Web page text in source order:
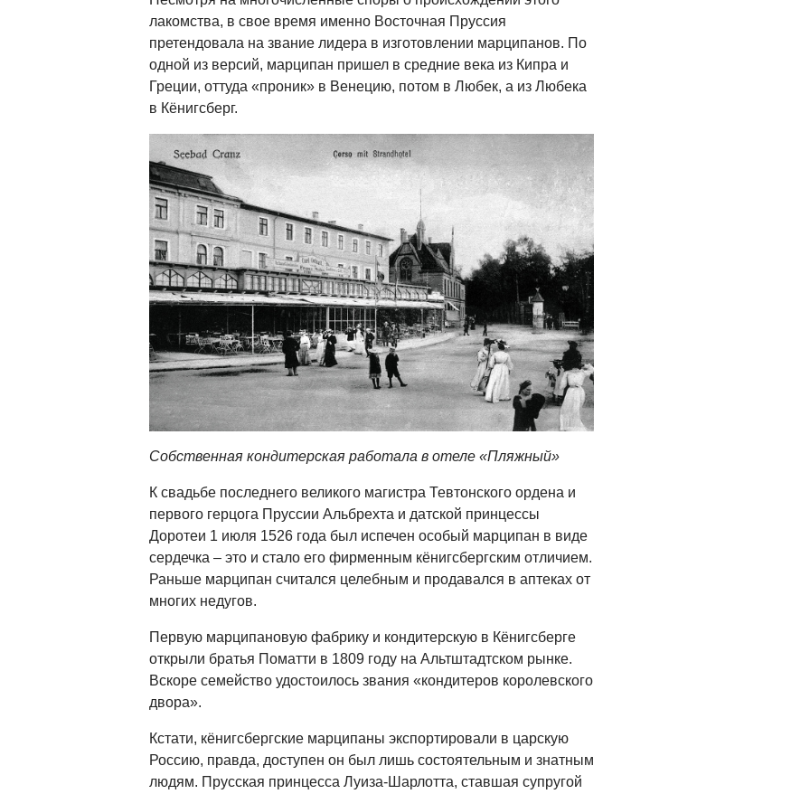
лакомства, в свое время именно Восточная Пруссия
претендовала на звание лидера в изготовлении марципанов. По
одной из версий, марципан пришел в средние века из Кипра и
Греции, оттуда «проник» в Венецию, потом в Любек, а из Любека
в Кёнигсберг.
Собственная кондитерская работала в отеле «Пляжный»
К свадьбе последнего великого магистра Тевтонского ордена и
первого герцога Пруссии Альбрехта и датской принцессы
Доротеи 1 июля 1526 года был испечен особый марципан в виде
сердечка – это и стало его фирменным кёнигсбергским отличием.
Раньше марципан считался целебным и продавался в аптеках от
многих недугов.
Первую марципановую фабрику и кондитерскую в Кёнигсберге
открыли братья Поматти в 1809 году на Альтштадтском рынке.
Вскоре семейство удостоилось звания «кондитеров королевского
двора».
Кстати, кёнигсбергские марципаны экспортировали в царскую
Россию, правда, доступен он был лишь состоятельным и знатным
людям. Прусская принцесса Луиза-Шарлотта, ставшая супругой